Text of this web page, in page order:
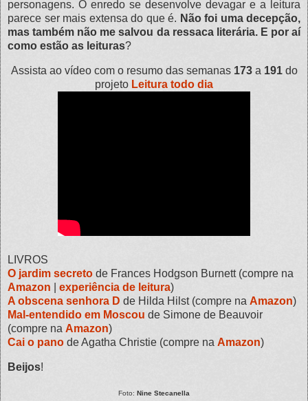
personagens. O enredo se desenvolve devagar e a leitura
parece ser mais extensa do que é. Não foi uma decepção,
mas também não me salvou da ressaca literária. E por aí
como estão as leituras?
Assista ao vídeo com o resumo das semanas 173a 191do
projeto Leitura todo dia
LIVROS
O jardim secreto de Frances Hodgson Burnett (compre na
Amazon
experiência de leitura)
A obscena senhora D de Hilda Hilst (compre na Amazon)
Mal-entendido em Moscou de Simone de Beauvoir
(compre na Amazon)
Cai o pano de Agatha Christie (compre na Amazon)
Beijos!
Foto: Nine Stecanella